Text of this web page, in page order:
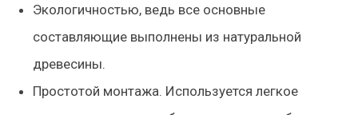
Экологичностью, ведь все основные
составляющие выполнены из натуральной
древесины.
Простотой монтажа. Используется легкое